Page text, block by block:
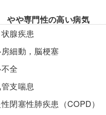
やや専門性の高い病気
腺疾患
細動，脳梗塞
全
支喘息
閉塞性肺疾患（COPD）